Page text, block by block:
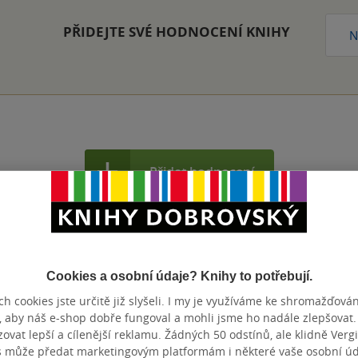
PŘIDEJTE SVÉ HODNOCENÍ KNIHY
Přidat hodnocení
Cookies a osobní údaje? Knihy to potřebují.
cookies jste určitě již slyšeli. I my je využíváme ke
náš e-shop dobře fungoval a mohli jsme ho nadále zlepšovat.
lepší a cílenější reklamu. Žádných 50 odstínů, ale klidně
může předat marketingovým platformám i některé vaše osobní